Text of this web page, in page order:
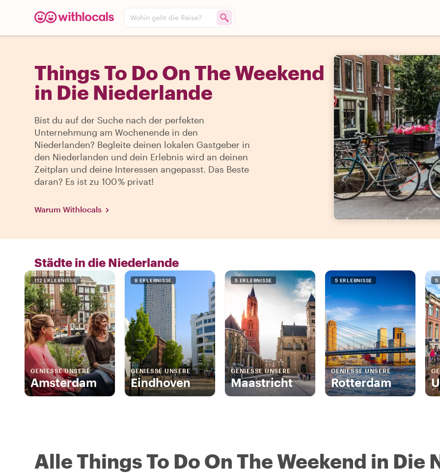
Wohin geht die Reise?
Things To Do On The Weekend
in Die Niederlande
Bist du auf der Suche nach der perfekten
Unternehmung am Wochenende in den
Niederlanden? Begleite deinen lokalen Gastgeber in
den Niederlanden und dein Erlebnis wird an deinen
Zeitplan und deine Interessen angepasst. Das Beste
daran? Es ist zu 100 % privat!
Warum Withlocals
Städte in die Niederlande
112 ERLEBNISSE
GENIESSE UNSERE
Amsterdam
9 ERLEBNISSE
GENIESSE UNSERE
Eindhoven
5 ERLEBNISSE
GENIESSE UNSERE
Maastricht
5 ERLEBNISSE
GENIESSE UNSERE
Rotterdam
5
Alle Things To Do On The Weekend in Die